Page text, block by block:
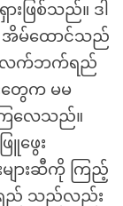
ဖြစ်သည်။ ဒါ
အိမ်ထောင်သည်
၍ လက်ဘက်ရည်
တွေက မမ
ြလေသည်။
ဖွေး
များဆီကို ကြည့်
ည် သည်လည်း